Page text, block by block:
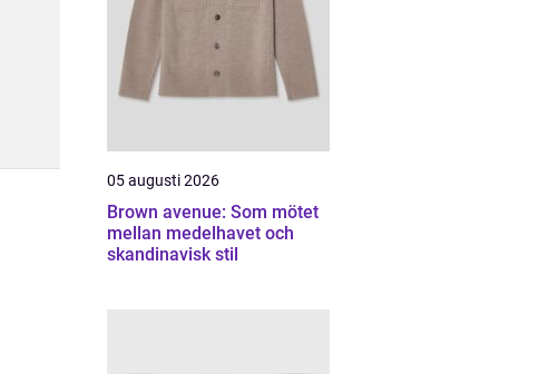
05 augusti 2026
Brown avenue: Som mötet
mellan medelhavet och
skandinavisk stil